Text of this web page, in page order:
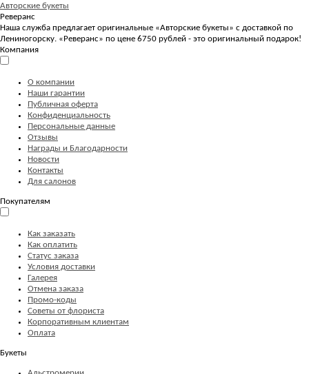
Авторские букеты
Реверанс
Наша служба предлагает оригинальные «Авторские букеты» с доставкой по
Лениногорску. «Реверанс» по цене 6750 рублей - это оригинальный подарок!
Компания
О компании
Наши гарантии
Публичная оферта
Конфиденциальность
Персональные данные
Отзывы
Награды и Благодарности
Новости
Контакты
Для салонов
Покупателям
Как заказать
Как оплатить
Статус заказа
Условия доставки
Галерея
Отмена заказа
Промо-коды
Советы от флориста
Корпоративным клиентам
Оплата
Букеты